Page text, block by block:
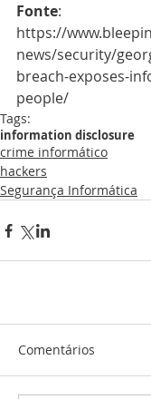
Fonte:
https://
news/security/
breach-exposes-
people/
Tags:
information disclosure
crime informático
hackers
Segurança Informática
Comentários